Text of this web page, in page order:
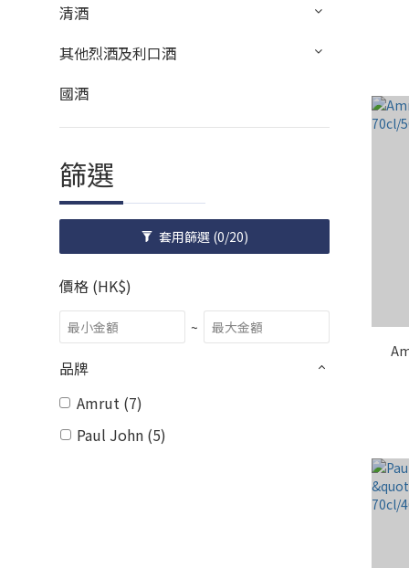
清酒
其他烈酒及利口酒
國酒
篩選
套用篩選 (0/20)
價格 (HK$)
~
品牌
Amrut (7)
Paul John (5)